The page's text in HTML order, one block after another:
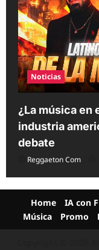
Noticias
¿La música en
industria
debate
Reggaeton Com
Home IA con
Música
Promo